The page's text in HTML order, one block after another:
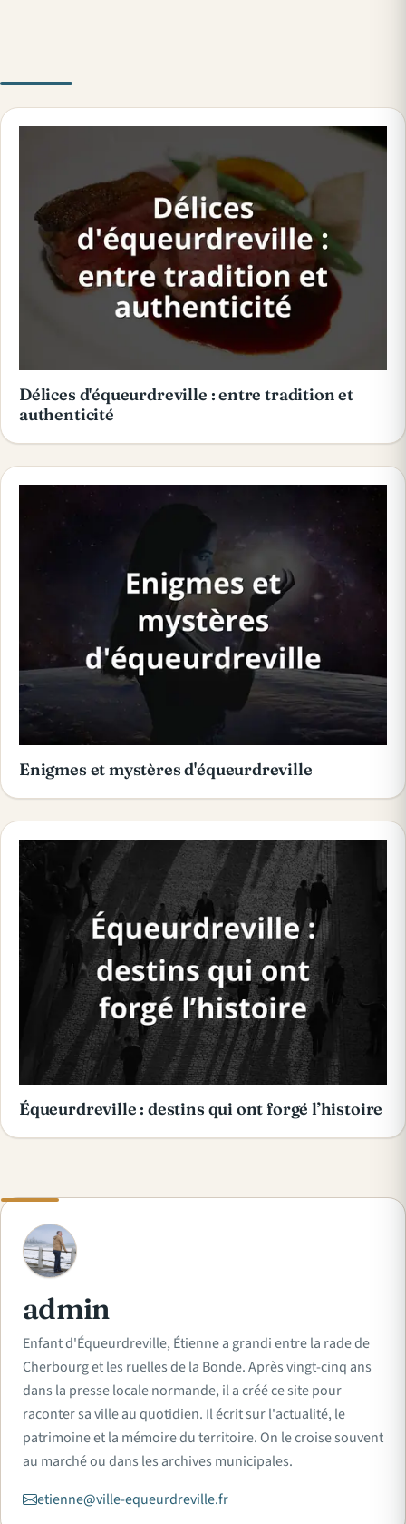
Délices d'équeurdreville : entre tradition et
authenticité
Enigmes et mystères d'équeurdreville
Équeurdreville : destins qui ont forgé l’histoire
A
admin
Enfant d'Équeurdreville, Étienne a grandi entre la rade de
Cherbourg et les ruelles de la Bonde. Après vingt-cinq ans
dans la presse locale normande, il a créé ce site pour
raconter sa ville au quotidien. Il écrit sur l'actualité, le
patrimoine et la mémoire du territoire. On le croise souvent
au marché ou dans les archives municipales.
etienne@ville-equeurdreville.fr